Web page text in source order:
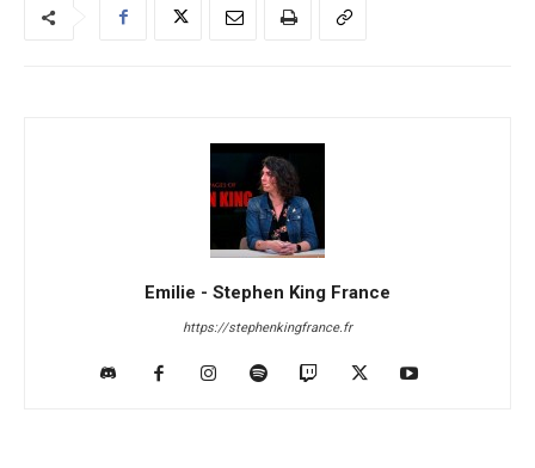
Emilie - Stephen King France
https://stephenkingfrance.fr